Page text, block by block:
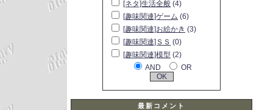
[ネタ]生活全般 (4)
[趣味関連]ゲーム (6)
[趣味関連]お絵かき (3)
[趣味関連]ＳＳ (0)
[趣味関連]模型 (2)
AND
OR
最新コメント